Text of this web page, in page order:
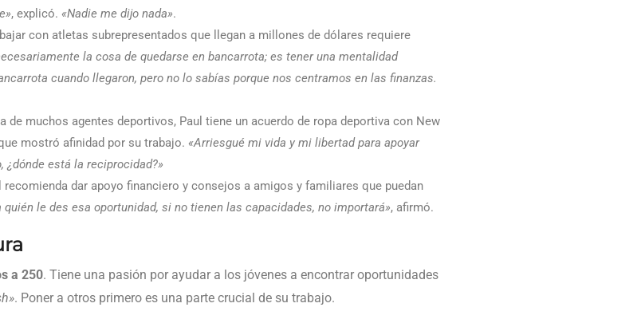
, explicó. «Nadie me dijo nada».
con atletas subrepresentados que llegan a millones de dólares requiere
la cosa de quedarse en bancarrota; es tener una mentalidad
cuando llegaron, pero no lo sabías porque nos centramos en las finanzas.
de muchos agentes deportivos, Paul tiene un acuerdo de ropa deportiva con New
mostró afinidad por su trabajo. «Arriesgué mi vida y mi libertad para apoyar
¿dónde está la reciprocidad?»
recomienda dar apoyo financiero y consejos a amigos y familiares que puedan
quién le des esa oportunidad, si no tienen las capacidades, no importará», afirmó.
a 250. Tiene una pasión por ayudar a los jóvenes a encontrar oportunidades
. Poner a otros primero es una parte crucial de su trabajo.